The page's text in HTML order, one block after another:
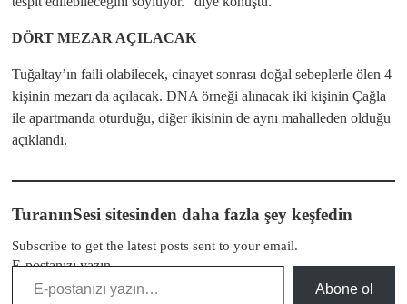
DÖRT MEZAR AÇILACAK
Tuğaltay’ın faili olabilecek, cinayet sonrası doğal sebeplerle ölen 4
kişinin mezarı da açılacak. DNA örneği alınacak iki kişinin Çağla
ile apartmanda oturduğu, diğer ikisinin de aynı mahalleden olduğu
açıklandı.
TuranınSesi sitesinden daha fazla şey keşfedin
Subscribe to get the latest posts sent to your email.
E-postanızı yazın…
Abone ol